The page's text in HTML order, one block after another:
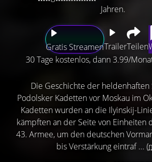
Jahren.
Gratis StreamenTrailerTeilen
30 Tage kostenlos, dann 3.99/
Die Geschichte der
Podolsker Kadetten vor Moskau im
Kadetten wurden an die Ilyinskij-
kämpften an der Seite von Einheiten
43. Armee, um den deutschen
bis Verstärkung eintraf ...